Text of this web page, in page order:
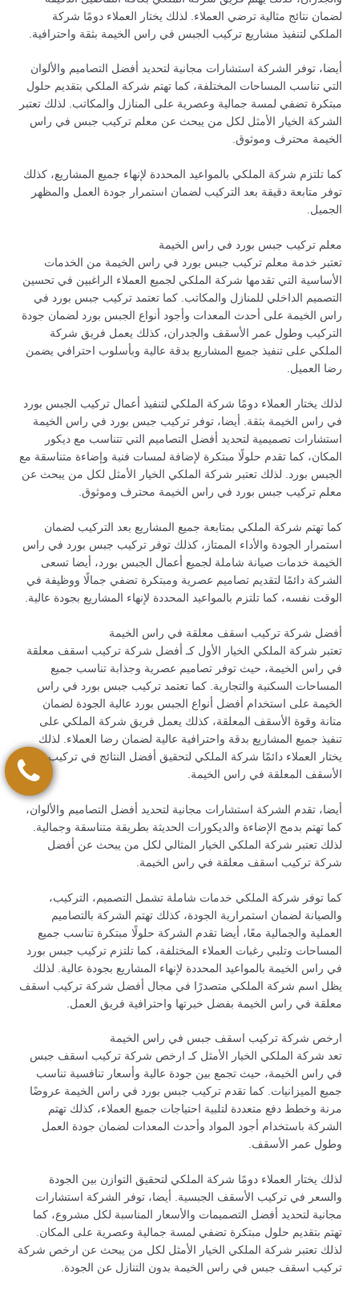
لضمان نتائج مثالية ترضي العملاء. لذلك يختار العملاء دومًا شركة
الملكي لتنفيذ مشاريع تركيب الجبس في راس الخيمة بثقة واحترافية.
أيضا، توفر الشركة استشارات مجانية لتحديد أفضل التصاميم والألوان
التي تناسب المساحات المختلفة، كما تهتم شركة الملكي بتقديم حلول
مبتكرة تضفي لمسة جمالية وعصرية على المنازل والمكاتب. لذلك تعتبر
الشركة الخيار الأمثل لكل من يبحث عن معلم تركيب جبس في راس
الخيمة محترف وموثوق.
كما تلتزم شركة الملكي بالمواعيد المحددة لإنهاء جميع المشاريع، كذلك
توفر متابعة دقيقة بعد التركيب لضمان استمرار جودة العمل والمظهر
الجميل.
معلم تركيب جبس بورد في راس الخيمة
تعتبر خدمة معلم تركيب جبس بورد في راس الخيمة من الخدمات
الأساسية التي تقدمها شركة الملكي لجميع العملاء الراغبين في تحسين
التصميم الداخلي للمنازل والمكاتب. كما تعتمد تركيب جبس بورد في
راس الخيمة على أحدث المعدات وأجود أنواع الجبس بورد لضمان جودة
التركيب وطول عمر الأسقف والجدران، كذلك يعمل فريق شركة
الملكي على تنفيذ جميع المشاريع بدقة عالية وبأسلوب احترافي يضمن
رضا العميل.
لذلك يختار العملاء دومًا شركة الملكي لتنفيذ أعمال تركيب الجبس بورد
في راس الخيمة بثقة. أيضا، توفر تركيب جبس بورد في راس الخيمة
استشارات تصميمية لتحديد أفضل التصاميم التي تتناسب مع ديكور
المكان، كما تقدم حلولًا مبتكرة لإضافة لمسات فنية وإضاءة متناسقة مع
الجبس بورد. لذلك تعتبر شركة الملكي الخيار الأمثل لكل من يبحث عن
معلم تركيب جبس بورد في راس الخيمة محترف وموثوق.
كما تهتم شركة الملكي بمتابعة جميع المشاريع بعد التركيب لضمان
استمرار الجودة والأداء الممتاز، كذلك توفر تركيب جبس بورد في راس
الخيمة خدمات صيانة شاملة لجميع أعمال الجبس بورد، أيضا تسعى
الشركة دائمًا لتقديم تصاميم عصرية ومبتكرة تضفي جمالًا ووظيفة في
الوقت نفسه، كما تلتزم بالمواعيد المحددة لإنهاء المشاريع بجودة عالية.
أفضل شركة تركيب اسقف معلقة في راس الخيمة
تعتبر شركة الملكي الخيار الأول كـ أفضل شركة تركيب اسقف معلقة
في راس الخيمة، حيث توفر تصاميم عصرية وجذابة تناسب جميع
المساحات السكنية والتجارية. كما تعتمد تركيب جبس بورد في راس
الخيمة على استخدام أفضل أنواع الجبس بورد عالية الجودة لضمان
متانة وقوة الأسقف المعلقة، كذلك يعمل فريق شركة الملكي على
تنفيذ جميع المشاريع بدقة واحترافية عالية لضمان رضا العملاء. لذلك
يختار العملاء دائمًا شركة الملكي لتحقيق أفضل النتائج في تركيب
الأسقف المعلقة في راس الخيمة.
أيضا، تقدم الشركة استشارات مجانية لتحديد أفضل التصاميم والألوان،
كما تهتم بدمج الإضاءة والديكورات الحديثة بطريقة متناسقة وجمالية.
لذلك تعتبر شركة الملكي الخيار المثالي لكل من يبحث عن أفضل
شركة تركيب اسقف معلقة في راس الخيمة.
كما توفر شركة الملكي خدمات شاملة تشمل التصميم، التركيب،
والصيانة لضمان استمرارية الجودة، كذلك تهتم الشركة بالتصاميم
العملية والجمالية معًا، أيضا تقدم الشركة حلولًا مبتكرة تناسب جميع
المساحات وتلبي رغبات العملاء المختلفة، كما تلتزم تركيب جبس بورد
في راس الخيمة بالمواعيد المحددة لإنهاء المشاريع بجودة عالية. لذلك
يظل اسم شركة الملكي متصدرًا في مجال أفضل شركة تركيب اسقف
معلقة في راس الخيمة بفضل خبرتها واحترافية فريق العمل.
ارخص شركة تركيب اسقف جبس في راس الخيمة
تعد شركة الملكي الخيار الأمثل كـ ارخص شركة تركيب اسقف جبس
في راس الخيمة، حيث تجمع بين جودة عالية وأسعار تنافسية تناسب
جميع الميزانيات. كما تقدم تركيب جبس بورد في راس الخيمة عروضًا
مرنة وخطط دفع متعددة لتلبية احتياجات جميع العملاء، كذلك تهتم
الشركة باستخدام أجود المواد وأحدث المعدات لضمان جودة العمل
وطول عمر الأسقف.
لذلك يختار العملاء دومًا شركة الملكي لتحقيق التوازن بين الجودة
والسعر في تركيب الأسقف الجبسية. أيضا، توفر الشركة استشارات
مجانية لتحديد أفضل التصميمات والأسعار المناسبة لكل مشروع، كما
تهتم بتقديم حلول مبتكرة تضفي لمسة جمالية وعصرية على المكان.
لذلك تعتبر شركة الملكي الخيار الأمثل لكل من يبحث عن ارخص شركة
تركيب اسقف جبس في راس الخيمة بدون التنازل عن الجودة.